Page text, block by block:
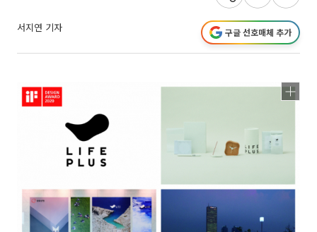
서지연 기자 구글 선호매체 추가